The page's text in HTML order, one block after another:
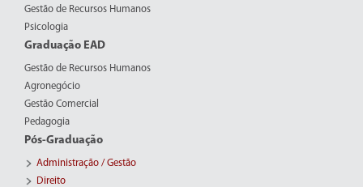
Gestão de Recursos Humanos
Psicologia
Graduação EAD
Gestão de Recursos Humanos
Agronegócio
Gestão Comercial
Pedagogia
Pós-Graduação
Administração / Gestão
Direito